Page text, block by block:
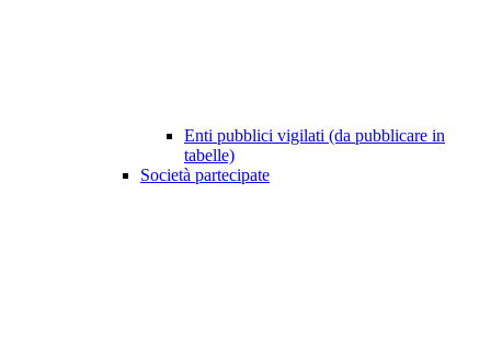
Enti pubblici vigilati (da pubblicare in
tabelle)
Società partecipate